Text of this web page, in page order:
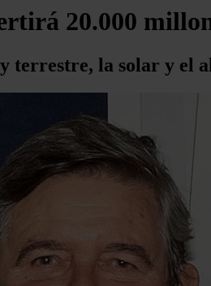
20.000
terrestre, la solar y el